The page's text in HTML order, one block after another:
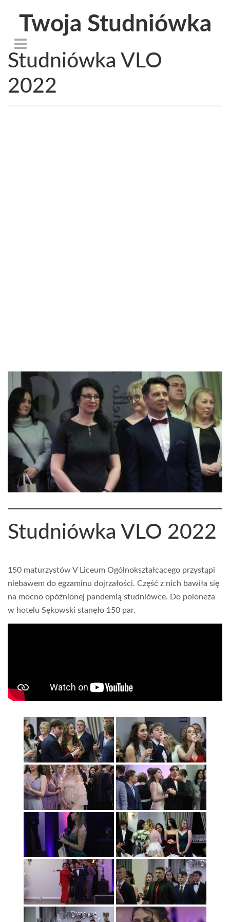
Twoja Studniówka
Studniówka VLO
2022
Studniówka VLO 2022
150 maturzystów V Liceum Ogólnokształcącego przystąpi
niebawem do egzaminu dojrzałości. Część z nich bawiła się
na mocno opóźnionej pandemią studniówce. Do poloneza
w hotelu Sękowski stanęło 150 par.